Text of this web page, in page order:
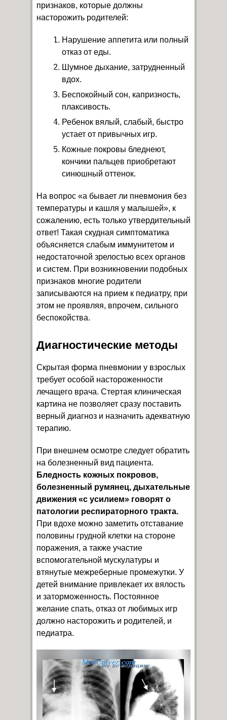
признаков, которые должны
насторожить родителей:
Нарушение аппетита или полный
отказ от еды.
Шумное дыхание, затрудненный
вдох.
Беспокойный сон, капризность,
плаксивость.
Ребенок вялый, слабый, быстро
устает от привычных игр.
Кожные покровы бледнеют,
кончики пальцев приобретают
синюшный оттенок.
На вопрос «а бывает ли пневмония без
температуры и кашля у малышей», к
сожалению, есть только утвердительный
ответ! Такая скудная симптоматика
объясняется слабым иммунитетом и
недостаточной зрелостью всех органов
и систем. При возникновении подобных
признаков многие родители
записываются на прием к педиатру, при
этом не проявляя, впрочем, сильного
беспокойства.
Диагностические методы
Скрытая форма пневмонии у взрослых
требует особой настороженности
лечащего врача. Стертая клиническая
картина не позволяет сразу поставить
верный диагноз и назначить адекватную
терапию.
При внешнем осмотре следует обратить
на болезненный вид пациента.
Бледность кожных покровов,
болезненный румянец, дыхательные
движения «с усилием» говорят о
патологии респираторного тракта.
При вдохе можно заметить отставание
половины грудной клетки на стороне
поражения, а также участие
вспомогательной мускулатуры и
втянутые межреберные промежутки. У
детей внимание привлекает их вялость
и заторможенность. Постоянное
желание спать, отказ от любимых игр
должно насторожить и родителей, и
педиатра.